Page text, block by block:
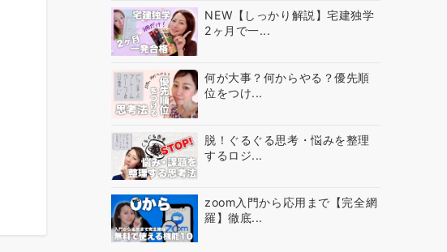
NEW【しっかり解説】宅建独学
2ヶ月で一...
何が大事？何からやる？優先順
位をつけ...
脱！ぐるぐる思考・悩みを整理
するロジ...
zoom入門から応用まで【完全網
羅】徹底...